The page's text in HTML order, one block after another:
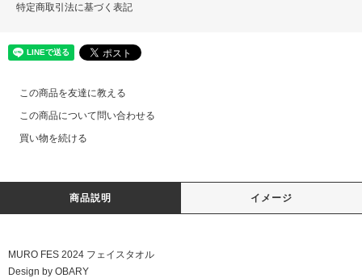
特定商取引法に基づく表記
この商品を友達に教える
この商品について問い合わせる
買い物を続ける
商品説明 イメージ
MURO FES 2024 フェイスタオル
Design by OBARY